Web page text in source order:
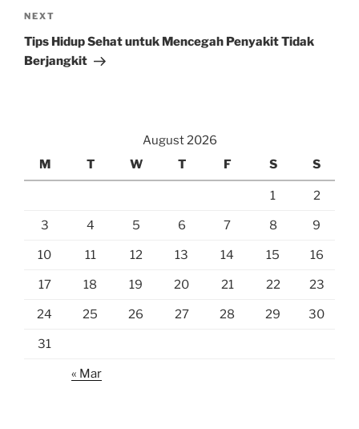
Next
Post
NEXT
Tips Hidup Sehat untuk Mencegah Penyakit Tidak
Berjangkit
August 2026
M
T W T F S S
1 2
3 4 5 6 7 8 9
10 11 12 13 14 15 16
17 18 19 20 21 22 23
24 25 26 27 28 29 30
31
« Mar